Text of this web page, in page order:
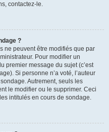
contactez-le.
?
ne peuvent être modifiés que par
Pour modifier un
premier message du sujet (c’est
Si personne n’a voté, l’auteur
Autrement, seuls les
le modifier ou le supprimer. Ceci
intitulés en cours de sondage.